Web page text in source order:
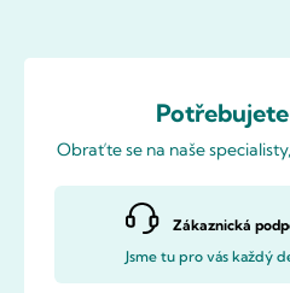
Obraťte se na naše
Zákaznická
Jsme tu pro vás každý